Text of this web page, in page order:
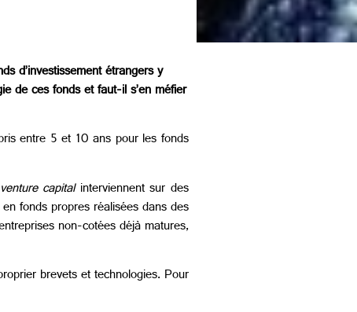
d’investissement étrangers y
de ces fonds et faut-il s’en méfier
entre 5 et 10 ans pour les fonds
venturecapitalinterviennent sur des
fonds propres réalisées dans des
non-cotées déjà matures,
brevets et technologies. Pour